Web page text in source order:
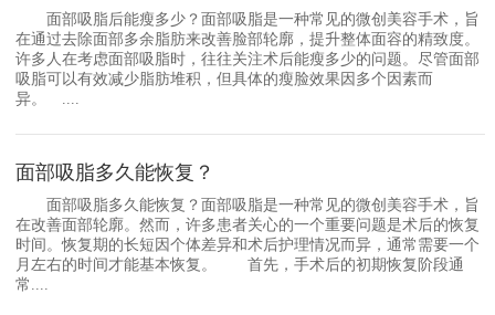
面部吸脂后能瘦多少？面部吸脂是一种常见的微创美容手术，旨
在通过去除面部多余脂肪来改善脸部轮廓，提升整体面容的精致度。
许多人在考虑面部吸脂时，往往关注术后能瘦多少的问题。尽管面部
吸脂可以有效减少脂肪堆积，但具体的瘦脸效果因多个因素而
异。 ....
面部吸脂多久能恢复？
面部吸脂多久能恢复？面部吸脂是一种常见的微创美容手术，旨
在改善面部轮廓。然而，许多患者关心的一个重要问题是术后的恢复
时间。恢复期的长短因个体差异和术后护理情况而异，通常需要一个
月左右的时间才能基本恢复。 首先，手术后的初期恢复阶段通
常....